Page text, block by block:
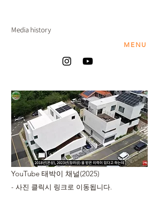
Media history
MENU
YouTube 태박이 채널(2025)
- 사진 클릭시 링크로 이동됩니다.